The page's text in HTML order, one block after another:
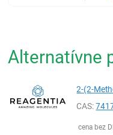
Alternatívne
2-(2-
CAS:
cena bez